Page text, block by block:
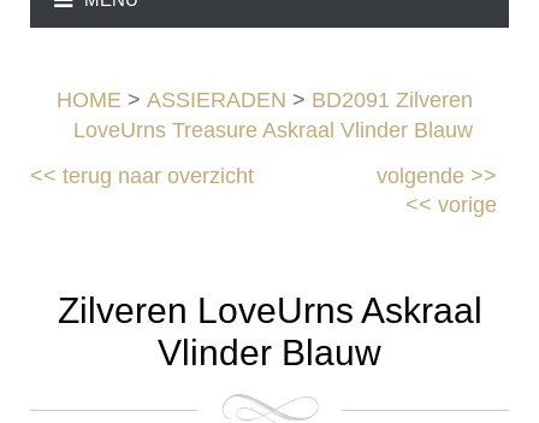
HOME > ASSIERADEN > BD2091 Zilveren
LoveUrns Treasure Askraal Vlinder Blauw
<<terug naar overzicht volgende>>
<< vorige
Zilveren LoveUrns Askraal
Vlinder Blauw